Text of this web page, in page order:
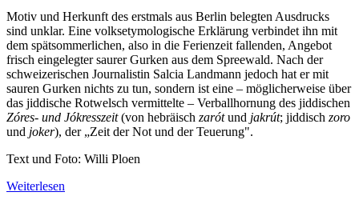
Motiv und Herkunft des erstmals aus Berlin belegten Ausdrucks
sind unklar. Eine volksetymologische Erklärung verbindet ihn mit
dem spätsommerlichen, also in die Ferienzeit fallenden, Angebot
frisch eingelegter saurer Gurken aus dem Spreewald. Nach der
schweizerischen Journalistin Salcia Landmann jedoch hat er mit
sauren Gurken nichts zu tun, sondern ist eine – möglicherweise über
das jiddische Rotwelsch vermittelte – Verballhornung des jiddischen
Zóres- und Jókresszeit(von hebräisch zarótund jakrút; jiddisch zoro
und joker), der „Zeit der Not und der Teuerung".
Text und Foto: Willi Ploen
Weiterlesen